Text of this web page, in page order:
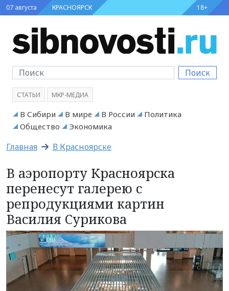
07 августа КРАСНОЯРСК 18+
Поиск
СТАТЬИ МКР-МЕДИА
В Сибири В мире В России
Политика
Общество
Экономика
Главная В Красноярске
В аэропорту Красноярска
перенесут галерею с
репродукциями картин
Василия Сурикова